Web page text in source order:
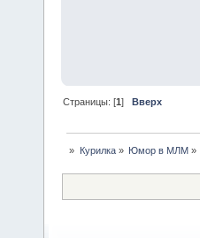
Страницы: [1] Вверх
» Курилка» Юмор в МЛМ »